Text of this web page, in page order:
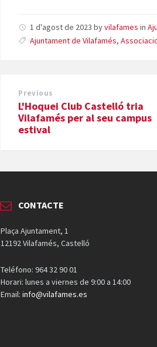
1 d'agost de 2023byvilafames in
Ajuntament de Vilafamés,
Previous
L'Hoquei Club Castelló tria
Vilafamés per al seu campus
estival
CONTACTE
Plaça Ajuntament, 1
12192 Vilafamés, Castelló
Teléfono: 964 32 90 01
Horari: lunes a viernes de 9:00 a 14:00
Email:info@vilafames.es